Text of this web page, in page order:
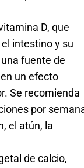
D, que
intestino y su
fuente de
un efecto
Se recomienda
por
el atún, la
de calcio,